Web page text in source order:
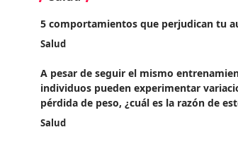
5 comportamientos que perjudican tu
Salud
A pesar de seguir el mismo
individuos pueden experimentar
pérdida de peso, ¿cuál es la razón de
Salud